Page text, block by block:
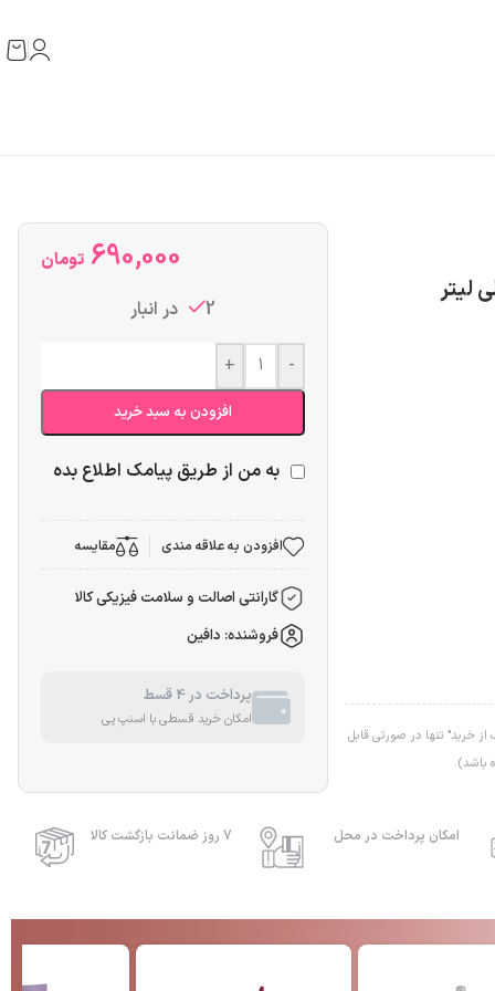
خرید" تنها در صورتی قابل
باشد).
690,000 تومان
2 در انبار
-
+
افزودن به سبد خرید
به من از طریق پیامک اطلاع بده
افزودن به علاقه مندی مقایسه
گارانتی اصالت و سلامت فیزیکی کالا
فروشنده: دافین
پرداخت در 4 قسط
امکان خرید قسطی با اسنپ پی
امکان پرداخت در محل 7 روز ضمانت بازگشت کالا